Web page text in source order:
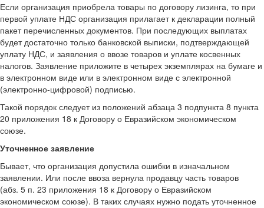
Если организация приобрела товары по договору лизинга, то при
первой уплате НДС организация прилагает к декларации полный
пакет перечисленных документов. При последующих выплатах
будет достаточно только банковской выписки, подтверждающей
уплату НДС, и заявления о ввозе товаров и уплате косвенных
налогов. Заявление приложите в четырех экземплярах на бумаге и
в электронном виде или в электронном виде с электронной
(электронно-цифровой) подписью.
Такой порядок следует из положений абзаца 3 подпункта 8 пункта
20 приложения 18 к Договору о Евразийском экономическом
союзе.
Уточненное заявление
Бывает, что организация допустила ошибки в изначальном
заявлении. Или после ввоза вернула продавцу часть товаров
(абз. 5 п. 23 приложения 18 к Договору о Евразийском
экономическом союзе). В таких случаях нужно подать уточненное